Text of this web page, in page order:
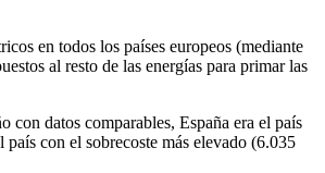
en todos los países europeos (mediante
al resto de las energías para primar las
con datos comparables, España era el país
con el sobrecoste más elevado (6.035